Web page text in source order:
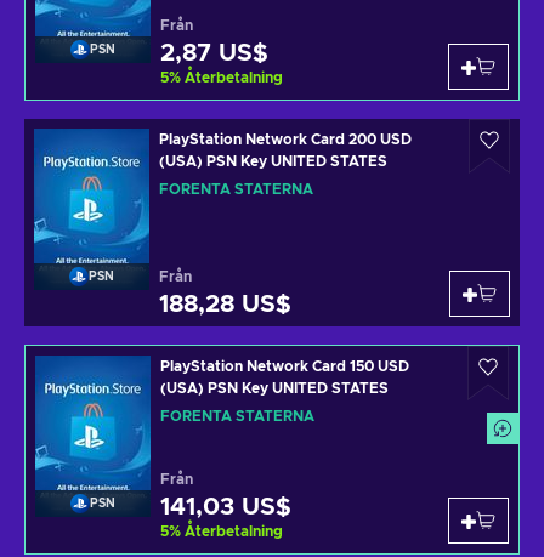
PSN
Från
2,87 US$
5% Återbetalning
PSN
PlayStation Network Card 200 USD
(USA) PSN Key UNITED STATES
FÖRENTA STATERNA
Från
188,28 US$
PSN
PlayStation Network Card 150 USD
(USA) PSN Key UNITED STATES
FÖRENTA STATERNA
Från
141,03 US$
5% Återbetalning